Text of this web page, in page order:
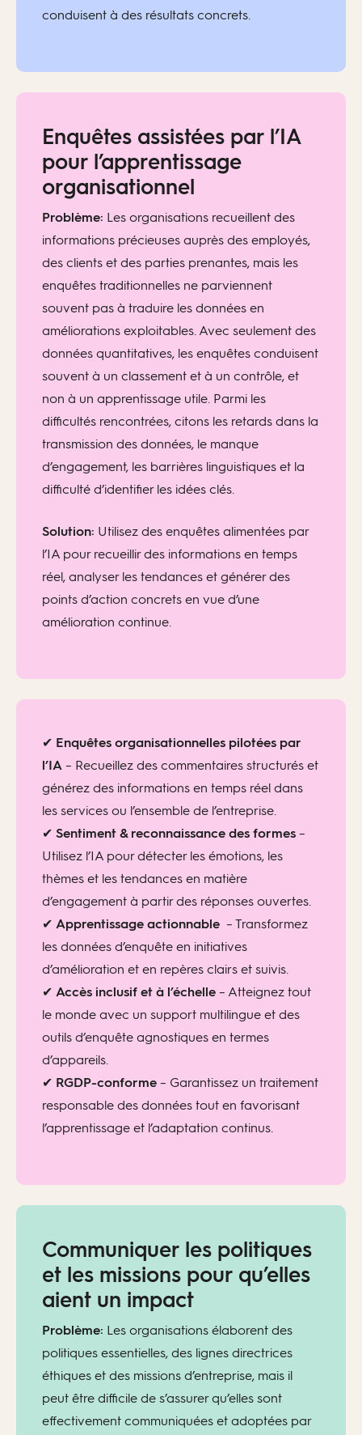
conduisent à des résultats concrets.
Enquêtes assistées par l’IA
pour l’apprentissage
organisationnel
Problème: Les organisations recueillent des
informations précieuses auprès des employés,
des clients et des parties prenantes, mais les
enquêtes traditionnelles ne parviennent
souvent pas à traduire les données en
améliorations exploitables. Avec seulement des
données quantitatives, les enquêtes conduisent
souvent à un classement et à un contrôle, et
non à un apprentissage utile. Parmi les
difficultés rencontrées, citons les retards dans la
transmission des données, le manque
d’engagement, les barrières linguistiques et la
difficulté d’identifier les idées clés.
Solution: Utilisez des enquêtes alimentées par
l’IA pour recueillir des informations en temps
réel, analyser les tendances et générer des
points d’action concrets en vue d’une
amélioration continue.
✔ Enquêtes organisationnelles pilotées par
l’IA – Recueillez des commentaires structurés et
générez des informations en temps réel dans
les services ou l’ensemble de l’entreprise.
✔ Sentiment & reconnaissance des formes –
Utilisez l’IA pour détecter les émotions, les
thèmes et les tendances en matière
d’engagement à partir des réponses ouvertes.
✔ Apprentissage actionnable – Transformez
les données d’enquête en initiatives
d’amélioration et en repères clairs et suivis.
✔ Accès inclusif et à l’échelle – Atteignez tout
le monde avec un support multilingue et des
outils d’enquête agnostiques en termes
d’appareils.
✔ RGDP-conforme – Garantissez un traitement
responsable des données tout en favorisant
l’apprentissage et l’adaptation continus.
Communiquer les politiques
et les missions pour qu’elles
aient un impact
Problème: Les organisations élaborent des
politiques essentielles, des lignes directrices
éthiques et des missions d’entreprise, mais il
peut être difficile de s’assurer qu’elles sont
effectivement communiquées et adoptées par